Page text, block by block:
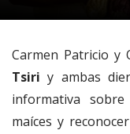
Carmen Patricio y
Tsiri y ambas
informativa
maíces y